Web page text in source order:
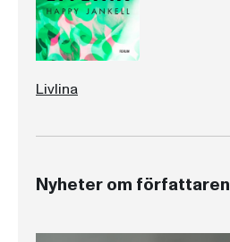
Livlina
Nyheter om författaren